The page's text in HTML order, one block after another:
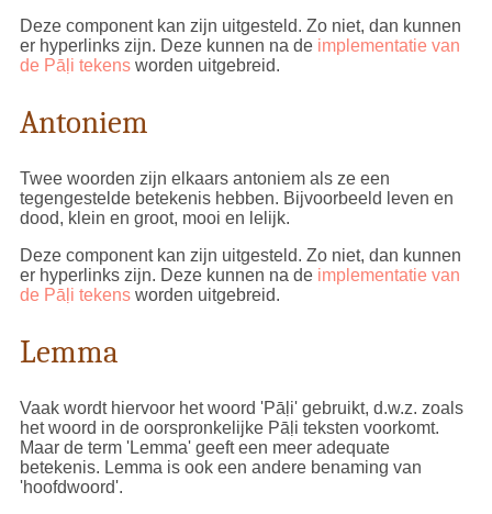
Deze component kan zijn uitgesteld. Zo niet, dan kunnen
er hyperlinks zijn. Deze kunnen na de implementatie van
de Pāḷi tekensworden uitgebreid.
Antoniem
Twee woorden zijn elkaars antoniem als ze een
tegengestelde betekenis hebben. Bijvoorbeeld leven en
dood, klein en groot, mooi en lelijk.
Deze component kan zijn uitgesteld. Zo niet, dan kunnen
er hyperlinks zijn. Deze kunnen na de implementatie van
de Pāḷi tekensworden uitgebreid.
Lemma
Vaak wordt hiervoor het woord 'Pāḷi' gebruikt, d.w.z. zoals
het woord in de oorspronkelijke Pāḷi teksten voorkomt.
Maar de term 'Lemma' geeft een meer adequate
betekenis. Lemma is ook een andere benaming van
'hoofdwoord'.